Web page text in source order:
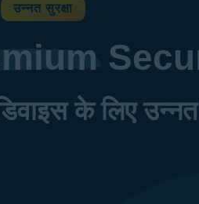
उन्नत सुरक्षा
के लिए उन्नत